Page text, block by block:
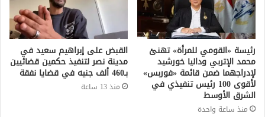
رئيسة «القومي للمرأة» تهنئ
محمد الإتربي وداليا خورشيد
لإدراجهما ضمن قائمة «فوربس»
لأقوى 100 رئيس تنفيذي في
الشرق الأوسط
منذ ساعة واحدة
القبض على إبراهيم سعيد في
مدينة نصر لتنفيذ حكمين قضائيين
بـ460 ألف جنيه في قضايا نفقة
منذ 13 ساعة